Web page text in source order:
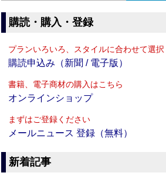
購読・購入・登録
プランいろいろ、スタイルに合わせて選択
購読申込み（新聞 / 電子版）
書籍、電子商材の購入はこちら
オンラインショップ
まずはご登録ください
メールニュース 登録（無料）
新着記事